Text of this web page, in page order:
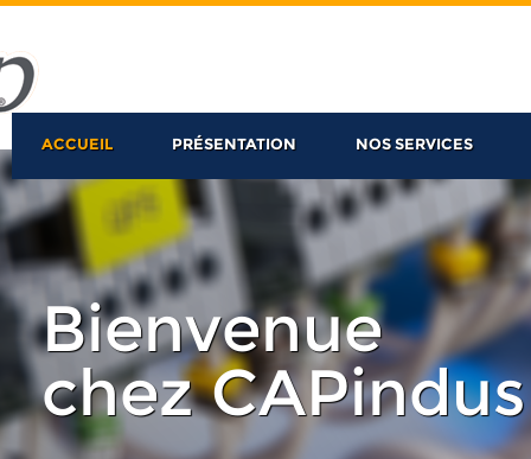
Bienvenue
chez CAPindus
ACCUEIL PRÉSENTATION NOS SERVICES